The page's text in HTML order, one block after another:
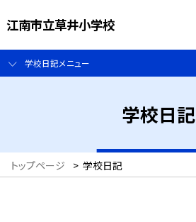
江南市立草井小学校
学校日記メニュー
学校日記
トップページ > 学校日記